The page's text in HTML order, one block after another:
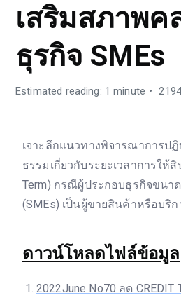
เสริมสภาพค
ธุรกิจ SMEs
Estimated reading: 1 minute
เจาะลึกแนวทางพิจารณาการป
ธรรมเกี่ยวกับระยะเวลาการให้
Term) กรณีผู้ประกอบธุรกิจขนา
(SMEs) เป็นผู้ขายสินค้าหรือบริก
ดาวน์โหลดไฟล์ข้อมูล
2022June No70 ลด CREDIT